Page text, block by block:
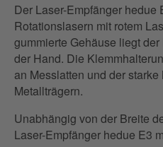
Der Laser-Empfänger hedue
Rotationslasern mit rotem
gummierte Gehäuse liegt
der Hand. Die
an Messlatten und der
Metallträgern.
Unabhängig von der Breite
Laser-Empfänger hedue E3